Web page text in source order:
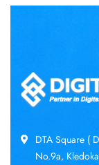
DTA Square (
No.9a,